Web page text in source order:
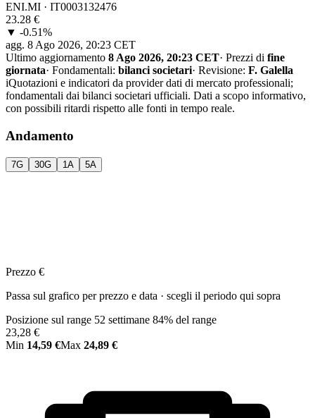
ENI.MI · IT0003132476
23.28 €
▼ -0.51%
agg. 8 Ago 2026, 20:23 CET
Ultimo aggiornamento 8 Ago 2026, 20:23 CET· Prezzi di fine
giornata· Fondamentali: bilanci societari· Revisione: F. Galella
iQuotazioni e indicatori da provider dati di mercato professionali;
fondamentali dai bilanci societari ufficiali. Dati a scopo informativo,
con possibili ritardi rispetto alle fonti in tempo reale.
Andamento
7G 30G 1A 5A
Prezzo €
Passa sul grafico per prezzo e data · scegli il periodo qui sopra
Posizione sul range 52 settimane 84% del range
23,28 €
Min 14,59 €Max 24,89 €